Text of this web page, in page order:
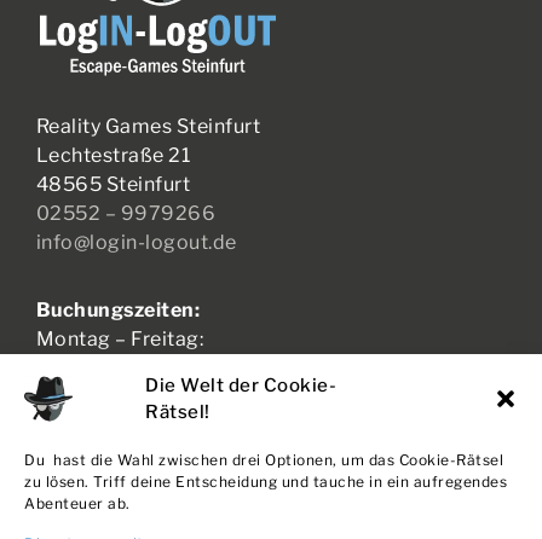
Die Welt der Cookie-
Rätsel!
Du hast die Wahl zwischen drei Optionen, um das Cookie-Rätsel
zu lösen. Triff deine Entscheidung und tauche in ein aufregendes
Abenteuer ab.
Reality Games Steinfurt
Lechtestraße 21
48565 Steinfurt
02552 – 9979266
info@login-logout.de
Buchungszeiten:
Montag – Freitag:
Samstag – Sonntag:
11:00 – 21:00 Uhr
AGB + WIDERRUF